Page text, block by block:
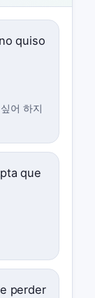
quiso
어 하지
que
perder